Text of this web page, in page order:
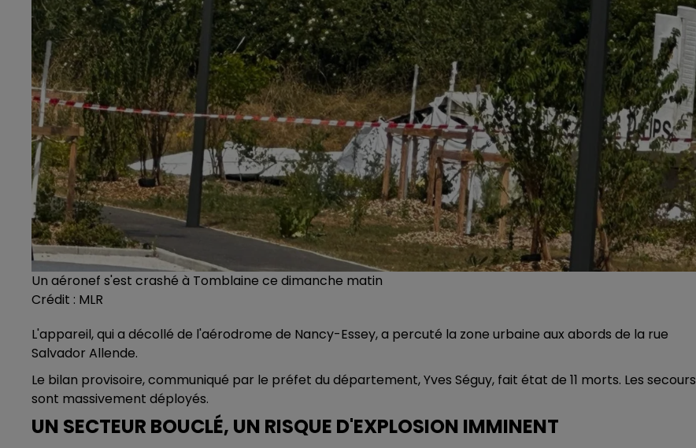
Un aéronef s'est crashé à Tomblaine ce dimanche matin
Crédit : MLR
L'appareil, qui a décollé de l'aérodrome de Nancy-Essey, a percuté la zone urbaine aux abords de la rue
Salvador Allende.
Le bilan provisoire, communiqué par le préfet du département, Yves Séguy, fait état de 11 morts. Les secours
sont massivement déployés.
UN SECTEUR BOUCLÉ, UN RISQUE D'EXPLOSION IMMINENT